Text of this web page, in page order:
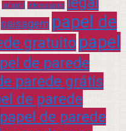
infantil interessante
paisagem papel de
gratuito papel
de parede
parede grátis
de parede
papel de parede